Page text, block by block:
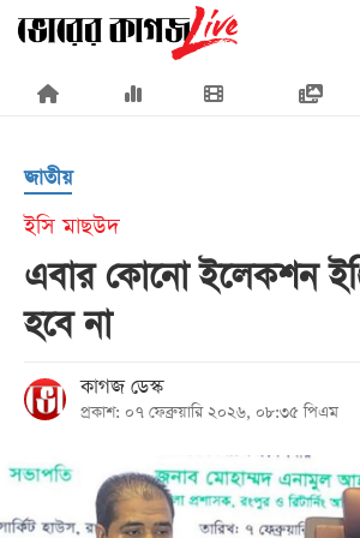
×
প্রচ্ছদ
জাতীয়
রাজনীতি
আন্তর্জাতিক
সারাদেশ
জাতীয়
ইসি মাছউদ
এবার কোনো ইলেকশন
হবে না
কাগজ ডেস্ক
প্রকাশ: ০৭ ফেব্রুয়ারি ২০২৬, ০৮:৩৫ পিএম